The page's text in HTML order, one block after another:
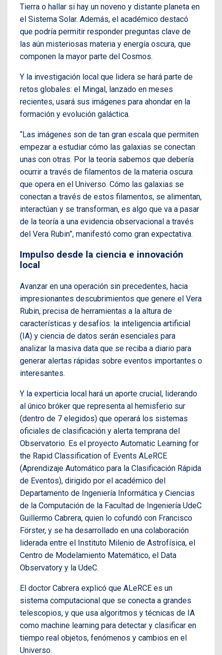
Tierra o hallar si hay un noveno y distante planeta en
el Sistema Solar. Además, el académico destacó
que podría permitir responder preguntas clave de
las aún misteriosas materia y energía oscura, que
componen la mayor parte del Cosmos.
Y la investigación local que lidera se hará parte de
retos globales: el Mingal, lanzado en meses
recientes, usará sus imágenes para ahondar en la
formación y evolución galáctica.
“Las imágenes son de tan gran escala que permiten
empezar a estudiar cómo las galaxias se conectan
unas con otras. Por la teoría sabemos que debería
ocurrir a través de filamentos de la materia oscura
que opera en el Universo. Cómo las galaxias se
conectan a través de estos filamentos, se alimentan,
interactúan y se transforman, es algo que va a pasar
de la teoría a una evidencia observacional a través
del Vera Rubin”, manifestó como gran expectativa.
Impulso desde la ciencia e innovación
local
Avanzar en una operación sin precedentes, hacia
impresionantes descubrimientos que genere el Vera
Rubin, precisa de herramientas a la altura de
características y desafíos: la inteligencia artificial
(IA) y ciencia de datos serán esenciales para
analizar la masiva data que se reciba a diario para
generar alertas rápidas sobre eventos importantes o
interesantes.
Y la experticia local hará un aporte crucial, liderando
al único bróker que representa al hemisferio sur
(dentro de 7 elegidos) que operará los sistemas
oficiales de clasificación y alerta temprana del
Observatorio. Es el proyecto Automatic Learning for
the Rapid Classification of Events ALeRCE
(Aprendizaje Automático para la Clasificación Rápida
de Eventos), dirigido por el académico del
Departamento de Ingeniería Informática y Ciencias
de la Computación de la Facultad de Ingeniería UdeC
Guillermo Cabrera, quien lo cofundó con Francisco
Förster, y se ha desarrollado en una colaboración
liderada entre el Instituto Milenio de Astrofísica, el
Centro de Modelamiento Matemático, el Data
Observatory y la UdeC.
El doctor Cabrera explicó que ALeRCE es un
sistema computacional que se conecta a grandes
telescopios, y que usa algoritmos y técnicas de IA
como machine learning para detectar y clasificar en
tiempo real objetos, fenómenos y cambios en el
Universo.